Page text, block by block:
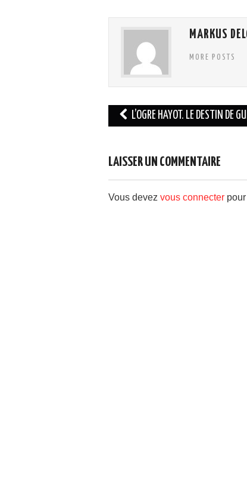
MARKUS
MORE POSTS
Navigation
des
L’OGRE HAYOT. LE DESTIN DE
LAISSER UN COMMENTAIRE
Vous devez vous connecter